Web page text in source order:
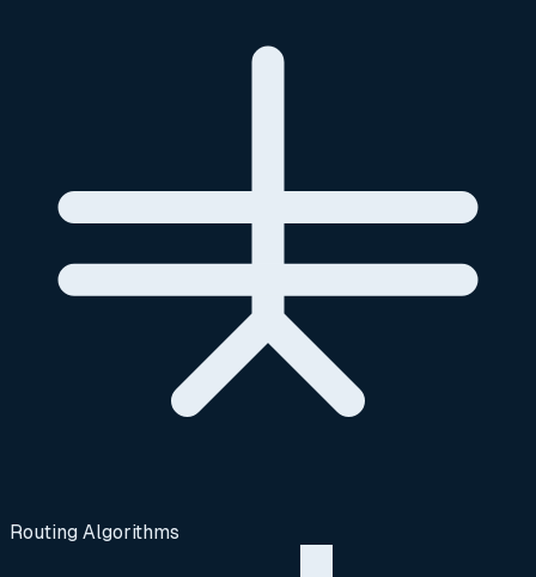
Routing Algorithms